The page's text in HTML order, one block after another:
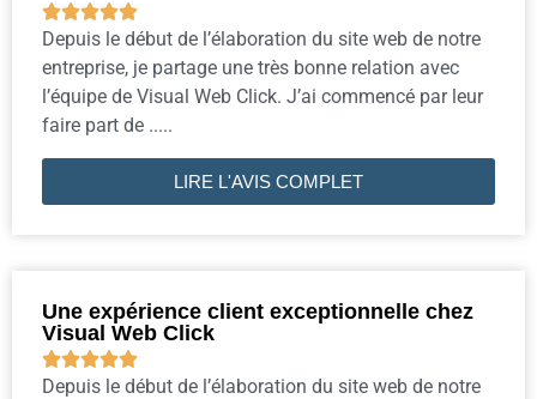

Depuis le début de l’élaboration du site web de notre
entreprise, je partage une très bonne relation avec
l’équipe de Visual Web Click. J’ai commencé par leur
faire part de .....
LIRE L'AVIS COMPLET
Une expérience client exceptionnelle chez
Visual Web Click

Depuis le début de l’élaboration du site web de notre